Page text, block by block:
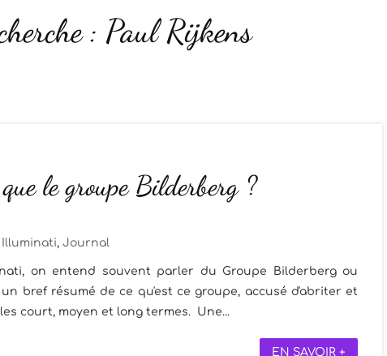
: Paul Rijkens
le groupe Bilderberg ?
Illuminati, Journal
on entend souvent parler du Groupe Bilderberg ou
bref résumé de ce qu'est ce groupe, accusé d'abriter et
court, moyen et long termes. Une...
EN SAVOIR +